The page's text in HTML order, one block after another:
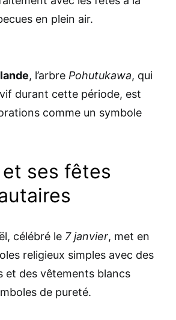
en plein air.
, l’arbre Pohutukawa, qui
durant cette période, est
comme un symbole
et ses fêtes
célébré le 7 janvier, met en
religieux simples avec des
et des vêtements blancs
de pureté.